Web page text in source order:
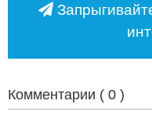
Комментарии ( 0 )